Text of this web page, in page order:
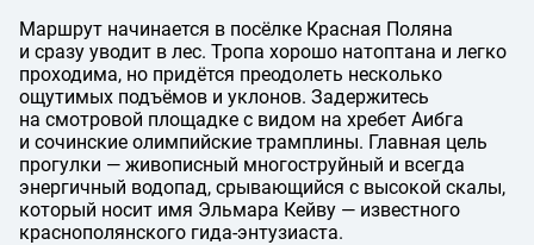
Маршрут начинается в посёлке Красная Поляна
и сразу уводит в лес. Тропа хорошо натоптана и легко
проходима, но придётся преодолеть несколько
ощутимых подъёмов и уклонов. Задержитесь
на смотровой площадке с видом на хребет Аибга
и сочинские олимпийские трамплины. Главная цель
прогулки — живописный многоструйный и всегда
энергичный водопад, срывающийся с высокой скалы,
который носит имя Эльмара Кейву — известного
краснополянского гида-энтузиаста.